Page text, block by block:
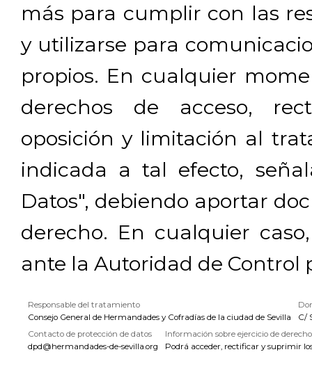
más para cumplir con las
y utilizarse para
propios. En cualquier
derechos de acceso,
oposición y limitación al
indicada a tal efecto,
Datos", debiendo aportar
derecho. En cualquier
ante la Autoridad de Control
Responsable del tratamiento
Consejo General de Hermandades y Cofradías de la ciudad de Sevilla
C/
Contacto de protección de datos
dpd@hermandades-de-sevilla.org
Información sobre ejercicio de
Podrá acceder, rectificar y suprimir